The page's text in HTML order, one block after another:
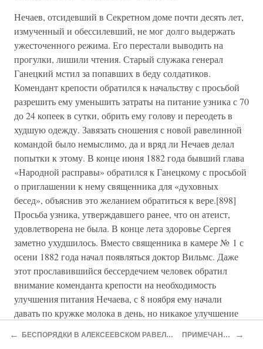
Нечаев, отсидевший в Секретном доме почти десять лет,
измученный и обессилевший, не мог долго выдержать
ужесточенного режима. Его перестали выводить на
прогулки, лишили чтения. Старый служака генерал
Ганецкий мстил за попавших в беду солдатиков.
Комендант крепости обратился к начальству с просьбой
разрешить ему уменьшить затраты на питание узника с 70
до 24 копеек в сутки, обрить ему голову и переодеть в
худшую одежду. Завязать сношения с новой равелинной
командой было немыслимо, да и вряд ли Нечаев делал
попытки к этому. В конце июня 1882 года бывший глава
«Народной расправы» обратился к Ганецкому с просьбой
о приглашении к нему священника для «духовных
бесед», объяснив это желанием обратиться к вере.[898]
Просьба узника, утверждавшего ранее, что он атеист,
удовлетворена не была. В конце лета здоровье Сергея
заметно ухудшилось. Вместо священника в камере № 1 с
осени 1882 года начал появляться доктор Вильмс. Даже
этот прославившийся бессердечием человек обратил
внимание коменданта крепости на необходимость
улучшения питания Нечаева, с 8 ноября ему начали
давать по кружке молока в день, но никакое улучшение
организма были исчерпаны.
← БЕСПОРЯДКИ В АЛЕКСЕЕВСКОМ РАВЕЛИНЕ ПРИМЕЧАНИЯ →